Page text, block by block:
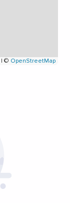
| © OpenStreetMap